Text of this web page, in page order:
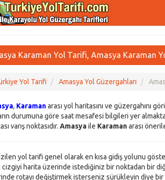
Karaman Yol Tarifi, Amasya Karaman
Yol Tarifi Amasya Yol Güzergahları
, Karamanarası yol haritasını ve güzergahını
durumuna göre saat mesafesi bilgileri yer
varış noktasıdır. Amasyaile Karamanarası
yol tarifi genel olarak en kısa gidiş yolunu
cizgiyi harita üzerinde istediğiniz bir noktadan bir
rotayı değiştirmek isterseniz sürükleyin diye bir